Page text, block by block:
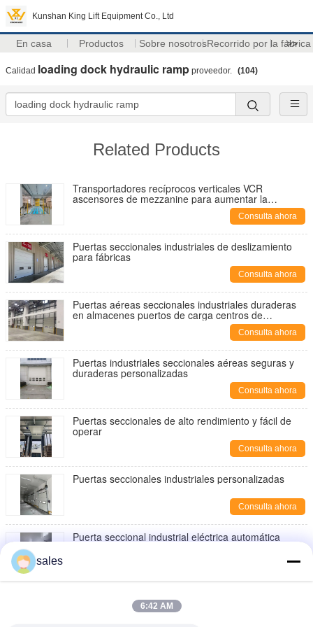
Kunshan King Lift Equipment Co., Ltd
En casa Productos Sobre nosotrosRecorrido por la fábrica
>>
Calidad loading dock hydraulic ramp proveedor. (104)
Related Products
Transportadores recíprocos verticales VCR
ascensores de mezzanine para aumentar la
Consulta ahora
Puertas seccionales industriales de deslizamiento
para fábricas
Consulta ahora
Puertas aéreas seccionales industriales duraderas
en almacenes puertos de carga centros de
Consulta ahora
Puertas industriales seccionales aéreas seguras y
duraderas personalizadas
Consulta ahora
Puertas seccionales de alto rendimiento y fácil de
operar
Consulta ahora
Puertas seccionales industriales personalizadas
Consulta ahora
Puerta seccional industrial eléctrica automática
Consulta ahora
elevador del embarcadero con los sistemas
hidráulicos de la elevación del muelle son operación
sales
6:42 AM